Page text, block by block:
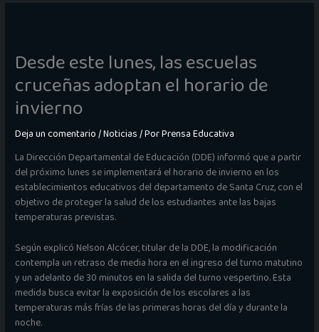
Desde este lunes, las escuelas
cruceñas adoptan el horario de
invierno
Deja un comentario/Noticias/ PorPrensa Educativa
La Dirección Departamental de Educación (DDE) informó que a partir
del próximo lunes se implementará el horario de invierno en los
establecimientos educativos del departamento de Santa Cruz, con el
objetivo de proteger la salud de los estudiantes ante las bajas
temperaturas previstas.
Según explicó Nelson Alcócer, titular de la DDE, la modificación
contempla un retraso de media hora en el ingreso del turno matutino
y un adelanto de 30 minutos en la salida del turno vespertino. Esta
medida busca evitar la exposición de los escolares a las
temperaturas más frías de las primeras horas del día y durante la
noche.